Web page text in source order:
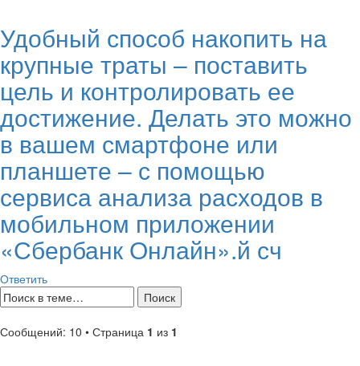
Удобный способ накопить на
крупные траты – поставить
цель и контролировать ее
достижение. Делать это можно
в вашем смартфоне или
планшете – с помощью
сервиса анализа расходов в
мобильном приложении
«Сбербанк Онлайн».й сч
Ответить
Сообщений: 10 • Страница 1 из 1